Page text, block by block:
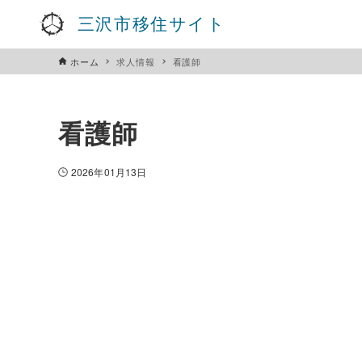
三沢市移住サイト
ホーム 求人情報 看護師
看護師
2026年01月13日